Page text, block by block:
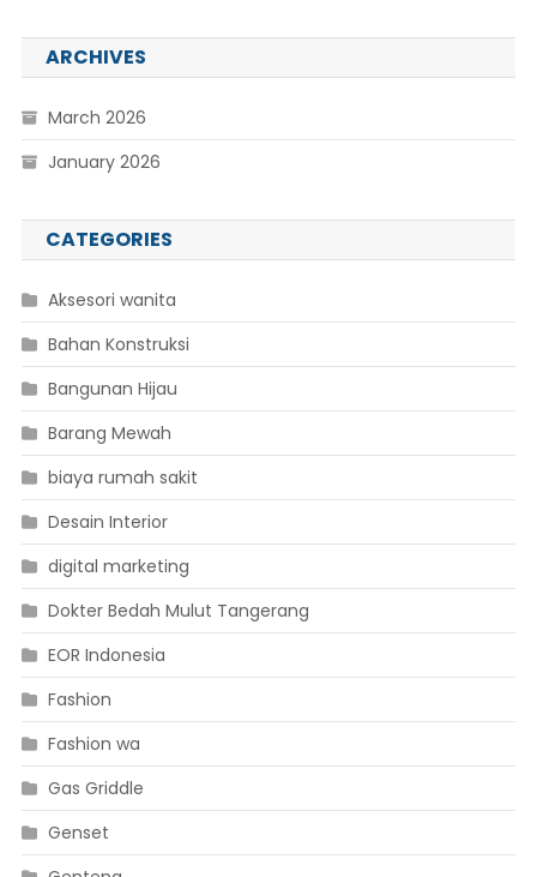
ARCHIVES
March 2026
January 2026
CATEGORIES
Aksesori wanita
Bahan Konstruksi
Bangunan Hijau
Barang Mewah
biaya rumah sakit
Desain Interior
digital marketing
Dokter Bedah Mulut Tangerang
EOR Indonesia
Fashion
Fashion wa
Gas Griddle
Genset